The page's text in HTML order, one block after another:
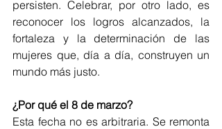
persisten. Celebrar, por otro lado, es
reconocer los logros alcanzados, la
fortaleza y la determinación de las
mujeres que, día a día, construyen un
mundo más justo.
¿Por qué el 8 de marzo?
Esta fecha no es arbitraria. Se remonta